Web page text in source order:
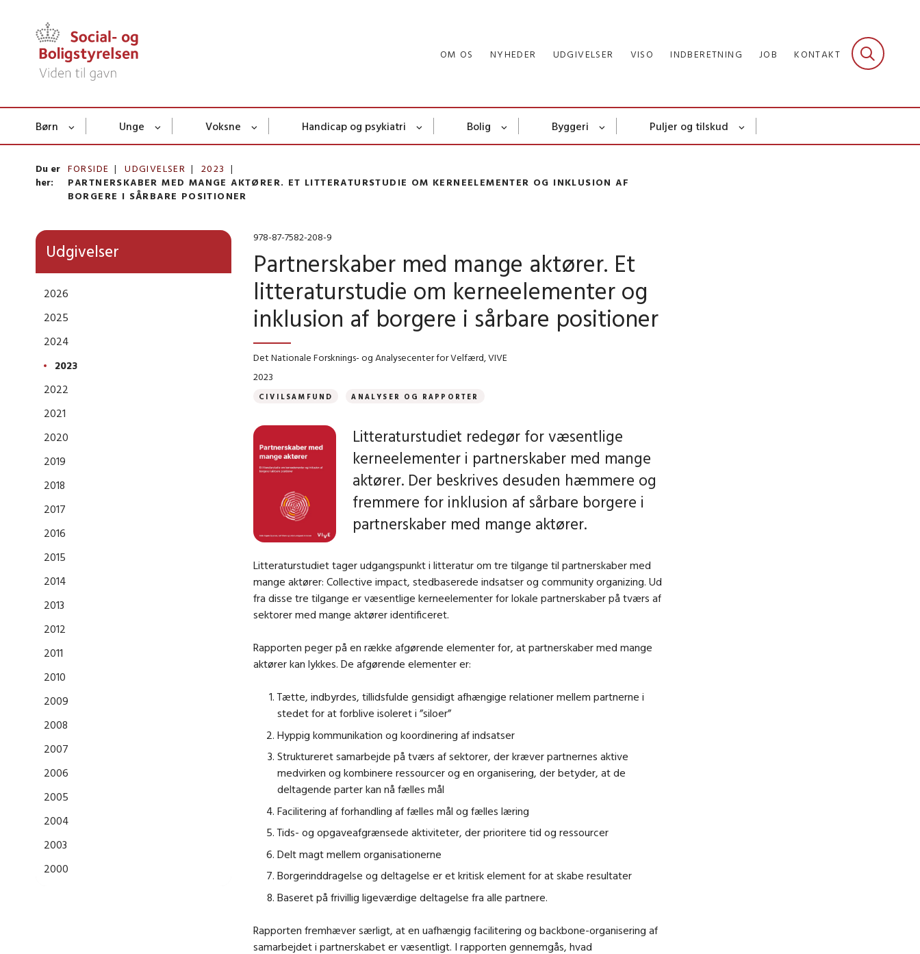
OM OS NYHEDER UDGIVELSER VISO INDBERETNING JOB KONTAKT
Børn Unge Voksne Handicap og psykiatri Bolig Byggeri Puljer og tilskud
Du er
her:
FORSIDE UDGIVELSER
2023
PARTNERSKABER MED MANGE AKTØRER. ET LITTERATURSTUDIE OM KERNEELEMENTER OG INKLUSION AF
BORGERE I SÅRBARE POSITIONER
Udgivelser
2026
2025
2024
2023
2022
2021
2020
2019
2018
2017
2016
2015
2014
2013
2012
2011
2010
2009
2008
2007
2006
2005
2004
2003
2000
978-87-7582-208-9
Partnerskaber med mange aktører. Et
litteraturstudie om kerneelementer og
inklusion af borgere i sårbare positioner
Det Nationale Forsknings- og Analysecenter for Velfærd, VIVE
2023
CIVILSAMFUND ANALYSER OG RAPPORTER
Litteraturstudiet redegør for væsentlige
kerneelementer i partnerskaber med mange
aktører. Der beskrives desuden hæmmere og
fremmere for inklusion af sårbare borgere i
partnerskaber med mange aktører.
Litteraturstudiet tager udgangspunkt i litteratur om tre tilgange til partnerskaber med
mange aktører: Collective impact, stedbaserede indsatser og community organizing. Ud
fra disse tre tilgange er væsentlige kerneelementer for lokale partnerskaber på tværs af
sektorer med mange aktører identificeret.
Rapporten peger på en række afgørende elementer for, at partnerskaber med mange
aktører kan lykkes. De afgørende elementer er:
Tætte, indbyrdes, tillidsfulde gensidigt afhængige relationer mellem partnerne i
stedet for at forblive isoleret i ”siloer”
Hyppig kommunikation og koordinering af indsatser
Struktureret samarbejde på tværs af sektorer, der kræver partnernes aktive
medvirken og kombinere ressourcer og en organisering, der betyder, at de
deltagende parter kan nå fælles mål
Facilitering af forhandling af fælles mål og fælles læring
Tids- og opgaveafgrænsede aktiviteter, der prioritere tid og ressourcer
Delt magt mellem organisationerne
Borgerinddragelse og deltagelse er et kritisk element for at skabe resultater
Baseret på frivillig ligeværdige deltagelse fra alle partnere.
Rapporten fremhæver særligt, at en uafhængig facilitering og backbone-organisering af
samarbejdet i partnerskabet er væsentligt. I rapporten gennemgås, hvad